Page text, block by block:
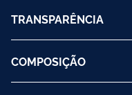
TRANSPARÊNCIA
COMPOSIÇÃO